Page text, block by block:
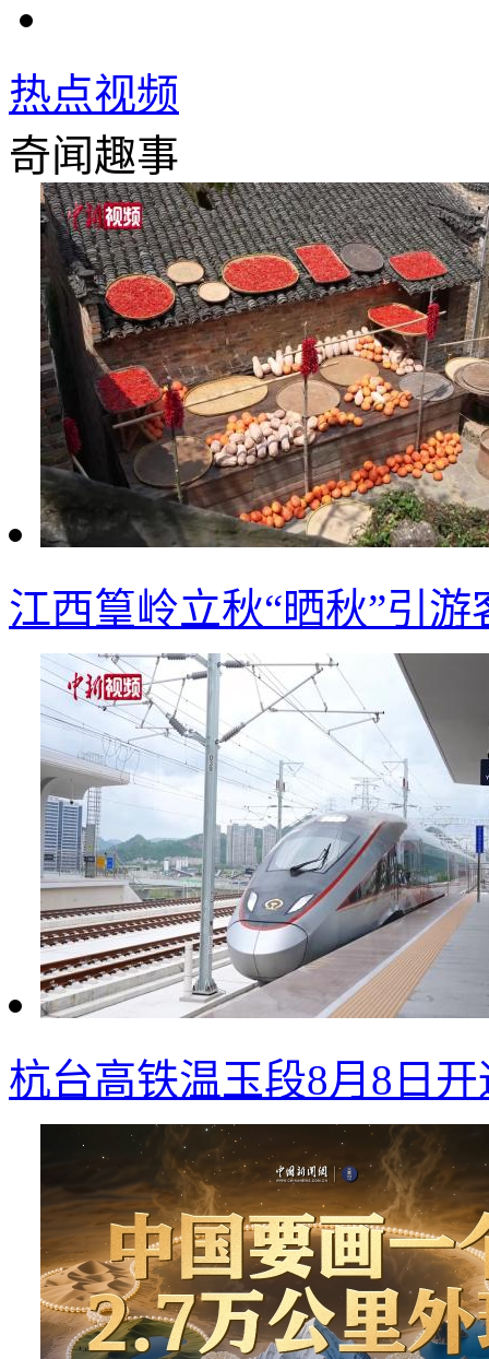
热点视频
奇闻趣事
江西篁岭立秋“晒秋”引游
杭台高铁温玉段8月8日